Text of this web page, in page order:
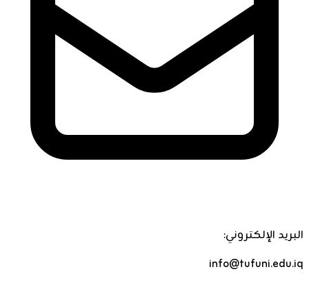
البريد الإلكتروني:
info@tufuni.edu.iq